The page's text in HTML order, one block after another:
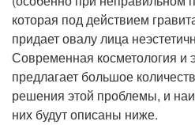
которая под действием
придает овалу лица
Современная косметология и
предлагает большое
решения этой проблемы, и
них будут описаны ниже.